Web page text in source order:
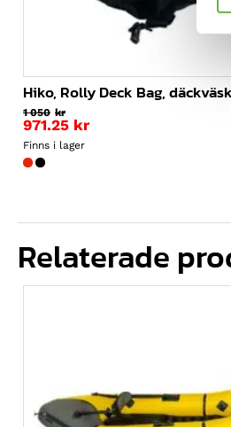
Hiko, Rolly Deck Bag,
1 050 kr
971.25 kr
Finns i lager
Relaterade